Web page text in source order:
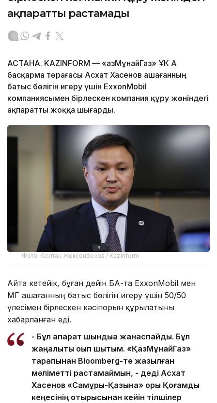
ақпаратты растамады
АСТАНА. KAZINFORM — «ҚазМұнайГаз» ҰК АҚ
басқарма төрағасы Асхат Хасенов Қашағанның
батыс бөлігін игеру үшін ExxonMobil
компаниясымен бірлескен компания құру жөніндегі
ақпаратты жоққа шығарды.
Фото: Солтан Жексенбеков / Kazinform
Айта кетейік, бұған дейін БАҚ-та ExxonMobil мен
ҚМГ Қашағанның батыс бөлігін игеру үшін 50/50
үлесімен бірлескен кәсіпорын құрылатыны
хабарланған еді.
- Бұл ақпарат шындыққа жанаспайды. Бұл
жаңалықты оқып шықтым. «ҚазМұнайГаз»
тарапынан Bloomberg-те жазылған
мәліметті растамаймын, - деді Асхат
Хасенов «Самұрық-Қазына» қоры Қоғамдық
кеңесінің отырысынан кейін тілшілер